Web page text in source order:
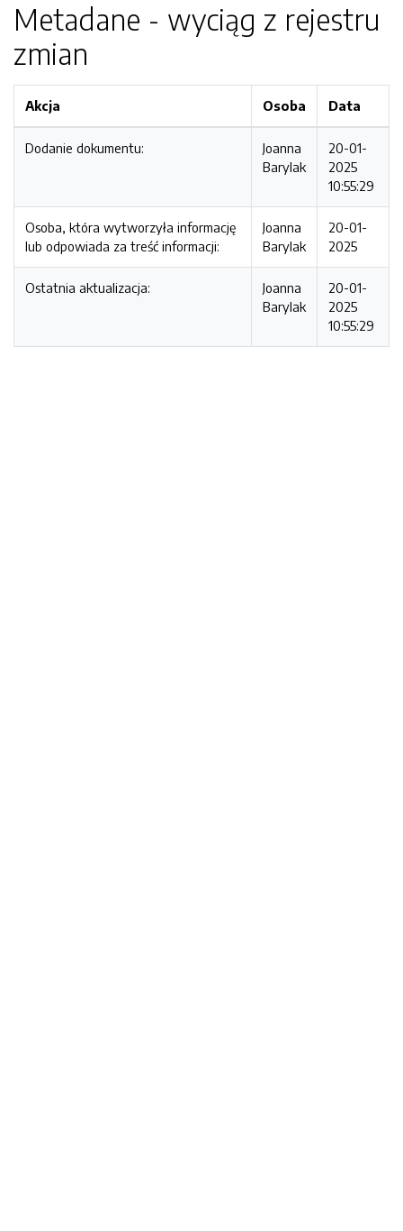
Metadane - wyciąg z rejestru
zmian
Akcja Osoba Data
Dodanie dokumentu:
Joanna
Barylak
20-01-
2025
10:55:29
Osoba, która wytworzyła informację
lub odpowiada za treść informacji:
Joanna
Barylak
20-01-
2025
Ostatnia aktualizacja:
Joanna
Barylak
20-01-
2025
10:55:29